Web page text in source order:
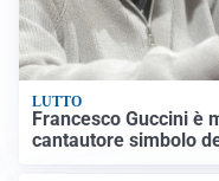
LUTTO
Francesco Guccini è
cantautore simbolo